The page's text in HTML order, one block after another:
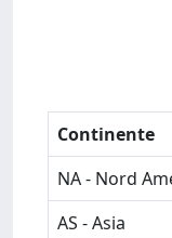
Continente
NA - Nord
AS - Asia